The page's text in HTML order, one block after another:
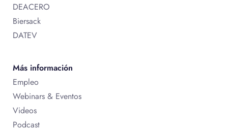
DEACERO
Biersack
DATEV
Más información
Empleo
Webinars & Eventos
Videos
Podcast